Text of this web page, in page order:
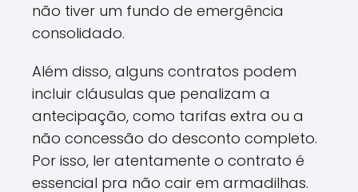
não tiver um fundo de emergência
consolidado.
Além disso, alguns contratos podem
incluir cláusulas que penalizam a
antecipação, como tarifas extra ou a
não concessão do desconto completo.
Por isso, ler atentamente o contrato é
essencial pra não cair em armadilhas.